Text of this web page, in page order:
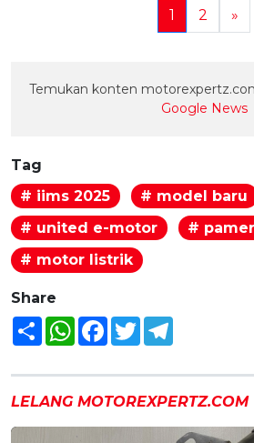
1 2 »
Temukan konten
Google News
Tag
# iims 2025
# model baru
# united e-motor
#
# motor listrik
Share
Share WhatsAppFacebook
Twitter
LELANG MOTOREXPERTZ.COM